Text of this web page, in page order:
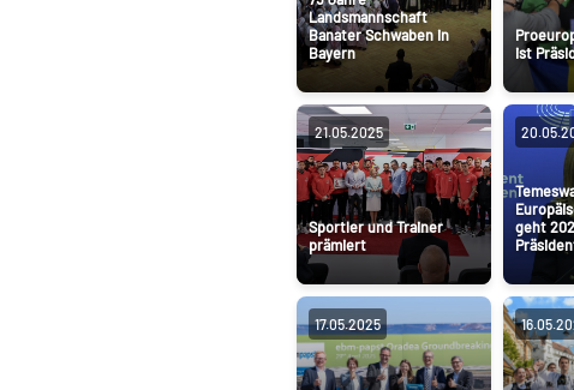
Landsmannschaft
Banater Schwaben in
Bayern
ist
21.05.2025
Sportler und Trainer
prämiert
geht
17.05.2025